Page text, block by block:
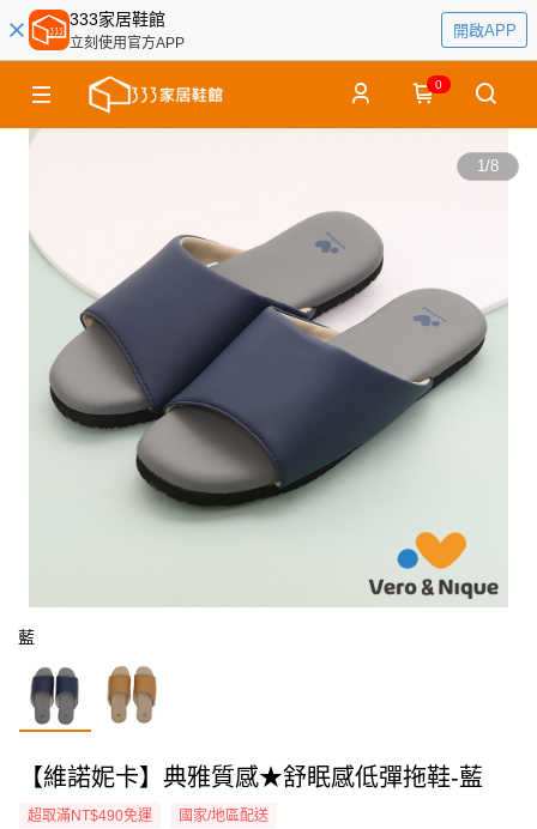
333家居鞋館
立刻使用官方APP
開啟APP
0
1/8
藍
【維諾妮卡】典雅質感★舒眠感低彈拖鞋-藍
超取滿NT$490免運 國家/地區配送